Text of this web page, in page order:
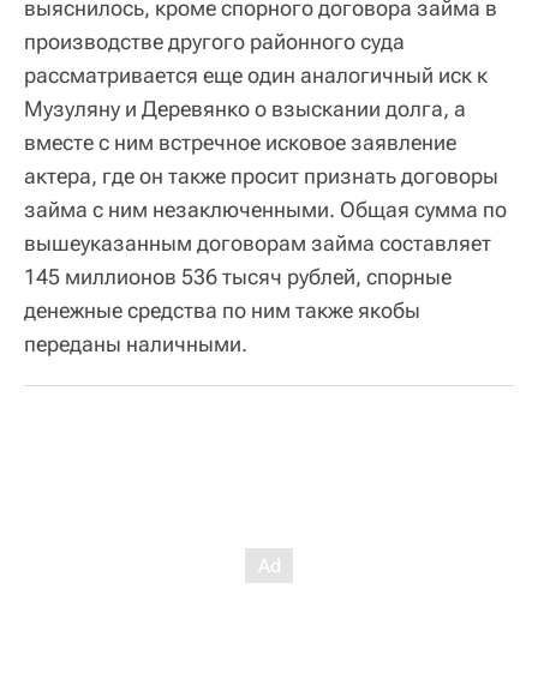
выяснилось, кроме спорного договора займа в
производстве другого районного суда
рассматривается еще один аналогичный иск к
Музуляну и Деревянко о взыскании долга, а
вместе с ним встречное исковое заявление
актера, где он также просит признать договоры
займа с ним незаключенными. Общая сумма по
вышеуказанным договорам займа составляет
145 миллионов 536 тысяч рублей, спорные
денежные средства по ним также якобы
переданы наличными.